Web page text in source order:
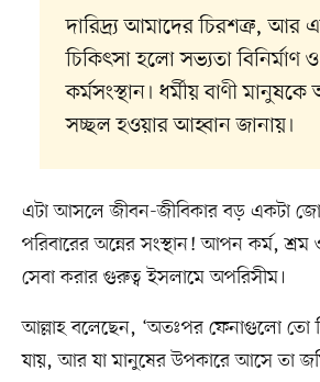
দারিদ্র্য আমাদের চিরশত্রু, আর
চিকিৎসা হলো সভ্যতা বিনির্মাণ
কর্মসংস্থান। ধর্মীয় বাণী
সচ্ছল হওয়ার আহ্বান জানায়।
এটা আসলে জীবন-জীবিকার বড় একটা
পরিবারের অন্নের সংস্থান! আপন কর্ম, শ্রম
সেবা করার গুরুত্ব ইসলামে অপরিসীম।
আল্লাহ বলেছেন, ‘অতঃপর ফেনাগুলো তো
যায়, আর যা মানুষের উপকারে আসে তা